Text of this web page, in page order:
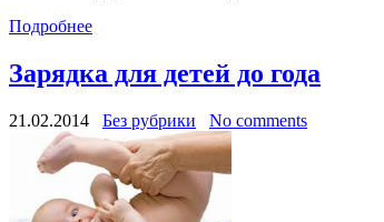
Подробнее
Зарядка для детей до года
21.02.2014 Без рубрики No comments